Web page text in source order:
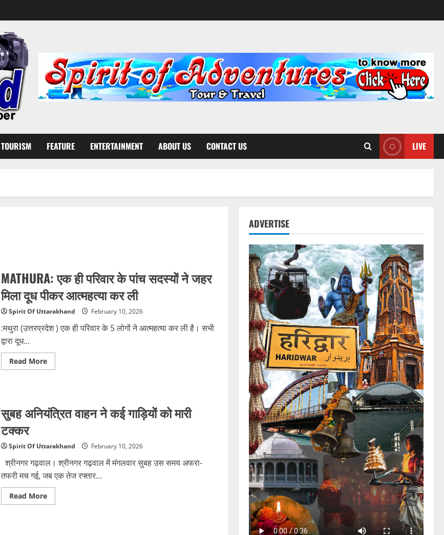
TOURISM FEATURE ENTERTAINMENT ABOUT US CONTACT US LIVE
MATHURA: एक ही परिवार के पांच सदस्यों ने जहर
मिला दूध पीकर आत्महत्या कर ली
Spirit Of Uttarakhand February 10, 2026
:मथुरा (उत्तरप्रदेश ) एक ही परिवार के 5 लोगों ने आत्महत्या कर ली है। सभी
द्वारा दूध...
Read MoreRead
more
के
पांच
मिला
पीकर
आत्महत्या
कर
सुबह अनियंत्रित वाहन ने कई गाड़ियों को मारी
टक्कर
Spirit Of Uttarakhand February 10, 2026
श्रीनगर गढ़वाल। श्रीनगर गढ़वाल में मंगलवार सुबह उस समय अफरा-
तफरी मच गई, जब एक तेज रफ्तार...
Read MoreRead
more
ADVERTISE